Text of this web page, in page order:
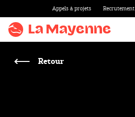
contenu
Aller
menu
Appels à projets Recrutement
La Mayenne
Retour